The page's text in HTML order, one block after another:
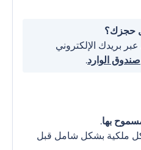
حجزك؟
بريدك الإلكتروني
صندوق الوارد.
بها.
ملكية بشكل شامل قبل